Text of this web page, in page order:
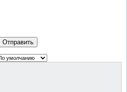
Отправить